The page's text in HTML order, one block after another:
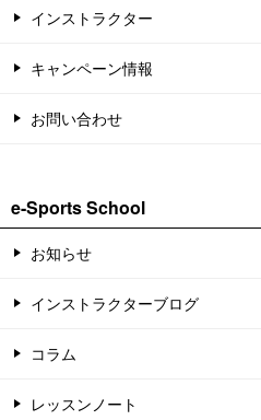
インストラクター
キャンペーン情報
お問い合わせ
e-Sports School
お知らせ
インストラクターブログ
コラム
レッスンノート